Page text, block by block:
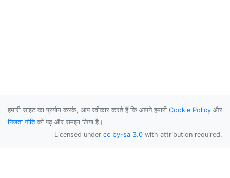
हमारी साइट का प्रयोग करके, आप स्वीकार करते हैं कि आपने हमारी Cookie Policy और
निजता नीतिको पढ़ और समझा लिया है।
Licensed under cc by-sa 3.0 with attribution required.